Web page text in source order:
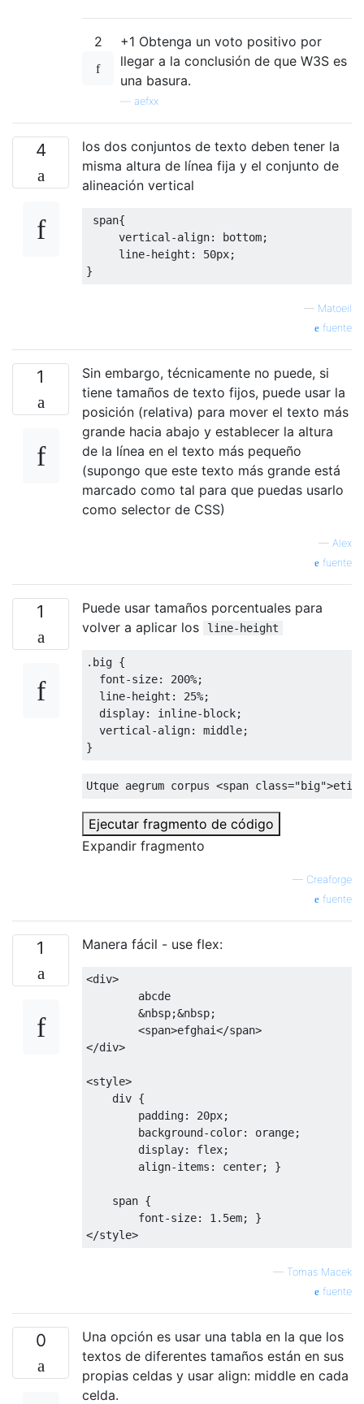
2
+1 Obtenga un voto positivo por
llegar a la conclusión de que W3S es
una basura.
aefxx
4
los dos conjuntos de texto deben tener la
misma altura de línea fija y el conjunto de
alineación vertical
span{
vertical-align: bottom;
line-height : 50px;
— Matoeil
fuente
1
Sin embargo, técnicamente no puede, si
tiene tamaños de texto fijos, puede usar la
posición (relativa) para mover el texto más
grande hacia abajo y establecer la altura
de la línea en el texto más pequeño
(supongo que este texto más grande está
marcado como tal para que puedas usarlo
como selector de CSS)
— Alex
fuente
1
Puede usar tamaños porcentuales para
volver a aplicar los
line-height
.big {
font-size: 200%;
line-height : 25%;
display: inline-block;
vertical-align: middle;
}
Utque aegrum corpus <span class="big">
Ejecutar fragmento de código
Expandir fragmento
— Creaforge
fuente
1 Manera fácil - use flex:
<div>
        abcde
&nbsp;&nbsp;
<span>efghai</span>
</div>
<style>
div {
padding: 20px;
background-color: orange;
display: flex;
align-items : center; }
span {
font-size: 1.5em
</style>
— Tomas Macek
fuente
0
Una opción es usar una tabla en la que los
textos de diferentes tamaños están en sus
propias celdas y usar align: middle en cada
celda.